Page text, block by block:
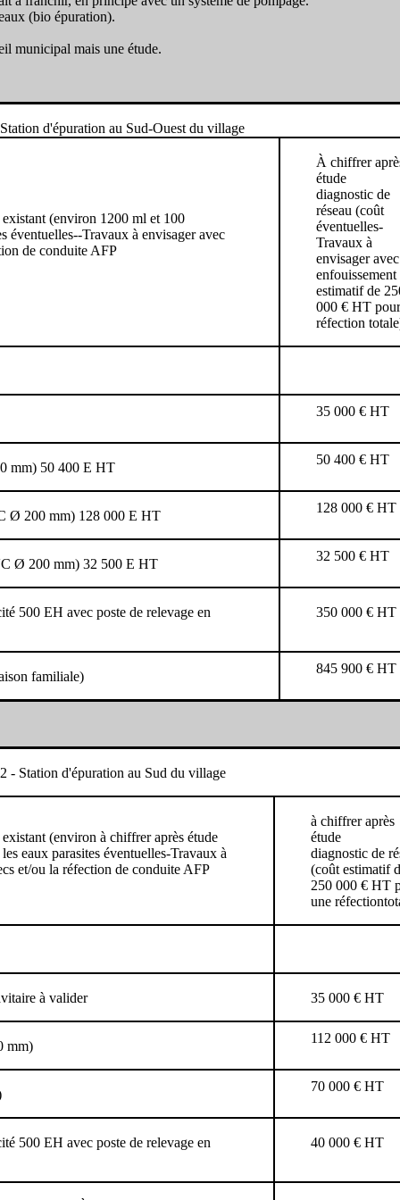
(bio épuration).
municipal mais une étude.
d'épuration au Sud-Ouest du village
(environ 1200 ml et 100
éventuelles--Travaux à envisager avec
de conduite AFP
À chiffrer
étude
diagnostic de
réseau (coût
éventuelles-
Travaux à
envisager avec
enfouissement
estimatif de
000 € HT
réfection
35 000 € HT
mm) 50 400 E HT
50 400 € HT
Ø 200 mm) 128 000 E HT
128 000 € HT
Ø 200 mm) 32 500 E HT
32 500 € HT
500 EH avec poste de relevage en 350 000 € HT
familiale)
845 900 € HT
- Station d'épuration au Sud du village
(environ à chiffrer après étude
eaux parasites éventuelles-Travaux à
et/ou la réfection de conduite AFP
à chiffrer après
étude
diagnostic de
(coût estimatif
250 000 € HT
une
à valider 35 000 € HT
mm)
112 000 € HT
70 000 € HT
500 EH avec poste de relevage en 40 000 € HT